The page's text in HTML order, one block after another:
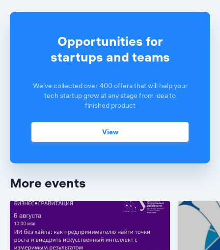
Opportunities for
startups and teams
We've collected over 400 offers that will help your
tech startup grow at any stage from idea to
finished product
View
More events